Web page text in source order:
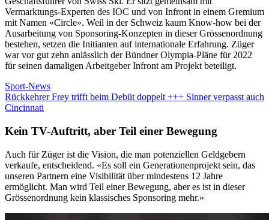
Vermarktungs-Experten des IOC und von Infront in einem Gremium
mit Namen «Circle». Weil in der Schweiz kaum Know-how bei der
Ausarbeitung von Sponsoring-Konzepten in dieser Grössenordnung
bestehen, setzen die Initianten auf internationale Erfahrung. Züger
war vor gut zehn anlässlich der Bündner Olympia-Pläne für 2022
für seinen damaligen Arbeitgeber Infront am Projekt beteiligt.
Sport-News
Rückkehrer Frey trifft beim Debüt doppelt +++ Sinner verpasst auch
Cincinnati
Kein TV-Auftritt, aber Teil einer Bewegung
Auch für Züger ist die Vision, die man potenziellen Geldgebern
verkaufe, entscheidend. «Es soll ein Generationenprojekt sein, das
unseren Partnern eine Visibilität über mindestens 12 Jahre
ermöglicht. Man wird Teil einer Bewegung, aber es ist in dieser
Grössenordnung kein klassisches Sponsoring mehr.»